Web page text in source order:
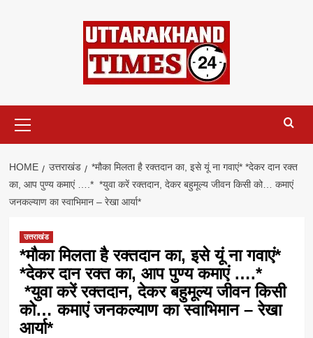
Menu
HOME उत्तराखंड
*मौका मिलता है रक्तदान का, इसे यूं ना गवाएं* *देकर दान रक्त
का, आप पुण्य कमाएं ….* *युवा करें रक्तदान, देकर बहुमूल्य जीवन किसी को… कमाएं
जनकल्याण का स्वाभिमान – रेखा आर्या*
उत्तराखंड
*मौका मिलता है रक्तदान का, इसे यूं ना गवाएं*
*देकर दान रक्त का, आप पुण्य कमाएं ….*
*युवा करें रक्तदान, देकर बहुमूल्य जीवन किसी
को… कमाएं जनकल्याण का स्वाभिमान – रेखा
आर्या*